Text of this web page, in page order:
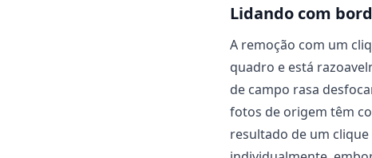
Lidando com
A remoção com um
quadro e está
de campo rasa
fotos de origem têm
resultado de um